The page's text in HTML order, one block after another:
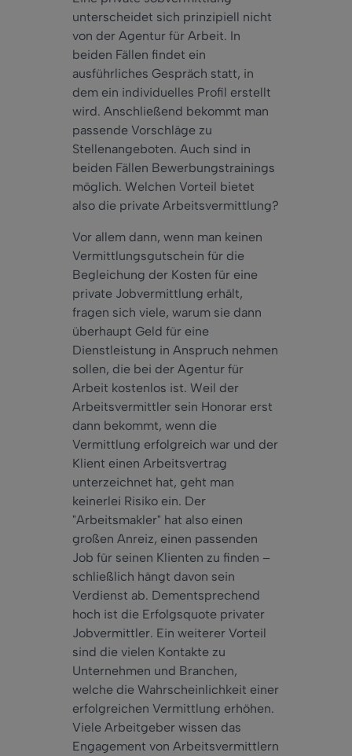
unterscheidet sich prinzipiell nicht
von der Agentur für Arbeit. In
beiden Fällen findet ein
ausführliches Gespräch statt, in
dem ein individuelles Profil erstellt
wird. Anschließend bekommt man
passende Vorschläge zu
Stellenangeboten. Auch sind in
beiden Fällen Bewerbungstrainings
möglich. Welchen Vorteil bietet
also die private Arbeitsvermittlung?
Vor allem dann, wenn man keinen
Vermittlungsgutschein für die
Begleichung der Kosten für eine
private Jobvermittlung erhält,
fragen sich viele, warum sie dann
überhaupt Geld für eine
Dienstleistung in Anspruch nehmen
sollen, die bei der Agentur für
Arbeit kostenlos ist. Weil der
Arbeitsvermittler sein Honorar erst
dann bekommt, wenn die
Vermittlung erfolgreich war und der
Klient einen Arbeitsvertrag
unterzeichnet hat, geht man
keinerlei Risiko ein. Der
"Arbeitsmakler" hat also einen
großen Anreiz, einen passenden
Job für seinen Klienten zu finden –
schließlich hängt davon sein
Verdienst ab. Dementsprechend
hoch ist die Erfolgsquote privater
Jobvermittler. Ein weiterer Vorteil
sind die vielen Kontakte zu
Unternehmen und Branchen,
welche die Wahrscheinlichkeit einer
erfolgreichen Vermittlung erhöhen.
Viele Arbeitgeber wissen das
Engagement von Arbeitsvermittlern